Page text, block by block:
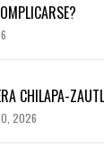
CHILAPA-
2026